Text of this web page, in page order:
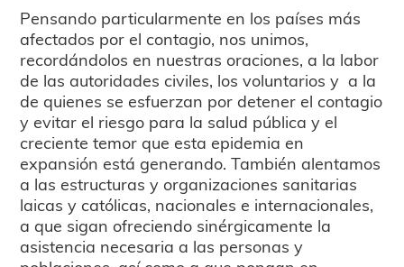
Pensando particularmente en los países más
afectados por el contagio, nos unimos,
recordándolos en nuestras oraciones, a la labor
de las autoridades civiles, los voluntarios y a la
de quienes se esfuerzan por detener el contagio
y evitar el riesgo para la salud pública y el
creciente temor que esta epidemia en
expansión está generando. También alentamos
a las estructuras y organizaciones sanitarias
laicas y católicas, nacionales e internacionales,
a que sigan ofreciendo sinérgicamente la
asistencia necesaria a las personas y